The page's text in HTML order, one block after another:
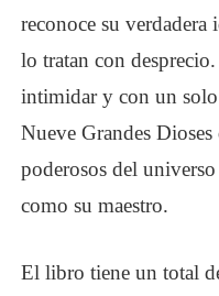
reconoce su
lo tratan con
intimidar y con un
Nueve Grandes Dioses
poderosos del
como su maestro.
El libro tiene un total